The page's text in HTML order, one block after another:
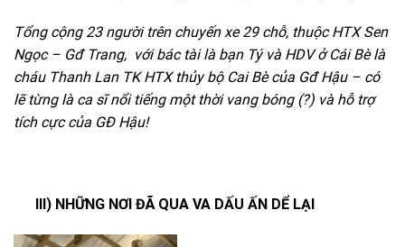
Tổng cộng 23 người trên chuyến xe 29 chỗ, thuộc HTX Sen
Ngọc – Gđ Trang, với bác tài là bạn Tý và HDV ở Cái Bè là
cháu Thanh Lan TK HTX thủy bộ Cai Bè của Gđ Hậu – có
lẽ từng là ca sĩ nổi tiếng một thời vang bóng (?) và hỗ trợ
tích cực của GĐ Hậu!
III) NHỮNG NƠI ĐÃ QUA VA DẤU ẤN DỂ LẠI